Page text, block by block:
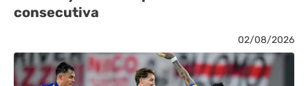
consecutiva
02/08/2026